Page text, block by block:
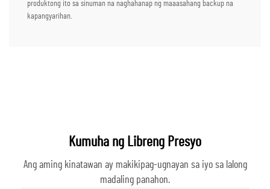
produktong ito sa sinuman na naghahanap ng maaasahang backup na
kapangyarihan.
Kumuha ng Libreng Presyo
Ang aming kinatawan ay makikipag-ugnayan sa iyo sa lalong
madaling panahon.